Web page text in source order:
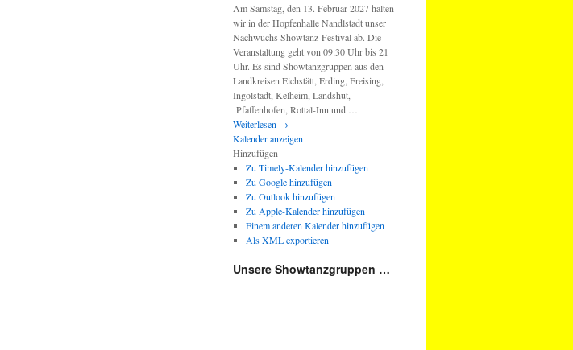
Am Samstag, den 13. Februar 2027 halten
wir in der Hopfenhalle Nandlstadt unser
Nachwuchs Showtanz-Festival ab. Die
Veranstaltung geht von 09:30 Uhr bis 21
Uhr. Es sind Showtanzgruppen aus den
Landkreisen Eichstätt, Erding, Freising,
Ingolstadt, Kelheim, Landshut,
Pfaffenhofen, Rottal-Inn und …
Weiterlesen →
Kalender anzeigen
Hinzufügen
Zu Timely-Kalender hinzufügen
Zu Google hinzufügen
Zu Outlook hinzufügen
Zu Apple-Kalender hinzufügen
Einem anderen Kalender hinzufügen
Als XML exportieren
Unsere Showtanzgruppen …